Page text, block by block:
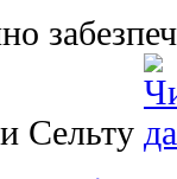
Сельту